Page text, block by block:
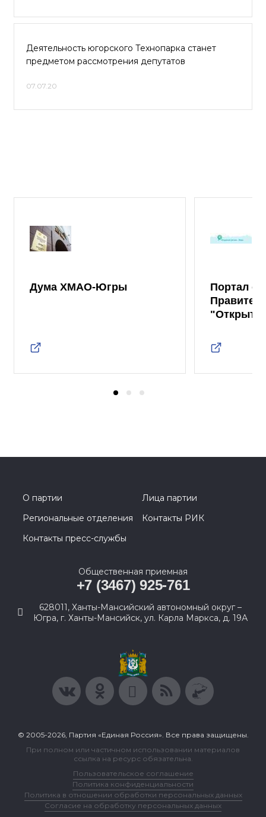
Деятельность югорского Технопарка станет
предметом рассмотрения депутатов
07.07.20
Дума ХМАО-Югры
Портал
О партии
Лица партии
Региональные отделения
Контакты РИК
Контакты пресс-службы
Общественная приемная
+7 (3467) 925-761
628011, Ханты-Мансийский автономный округ –
Югра, г. Ханты-Мансийск, ул. Карла Маркса, д. 19А
© 2005-2026, Партия «Единая Россия». Все права защищены.
При полном или частичном использовании материалов
ссылка на ресурс обязательна.
Пользовательское соглашение
Политика конфиденциальности
Политика в отношении обработки персональных данных
Согласие на обработку персональных данных